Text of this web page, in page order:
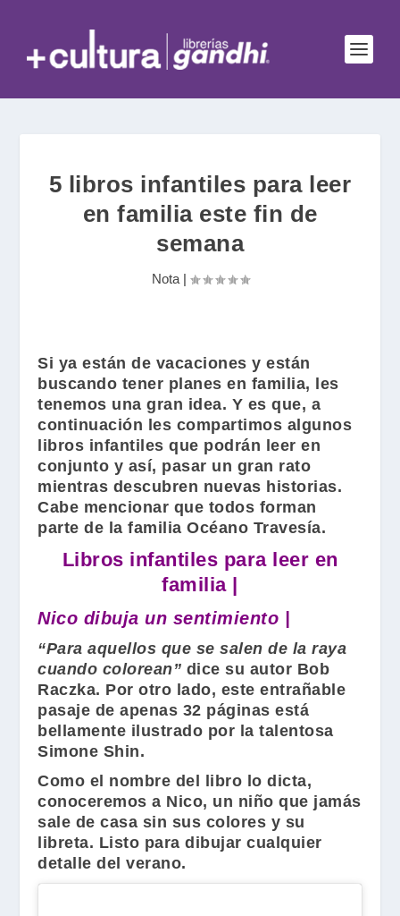
5 libros infantiles para leer
en familia este fin de
semana
Nota|
Si ya están de vacaciones y están
buscando tener planes en familia, les
tenemos una gran idea. Y es que, a
continuación les compartimos algunos
libros infantiles que podrán leer en
conjunto y así, pasar un gran rato
mientras descubren nuevas historias.
Cabe mencionar que todos forman
parte de la familia Océano Travesía.
Libros infantiles para leer en
familia |
Nico dibuja un sentimiento |
“Para aquellos que se salen de la raya
cuando colorean” dice su autor Bob
Raczka. Por otro lado, este entrañable
pasaje de apenas 32 páginas está
bellamente ilustrado por la talentosa
Simone Shin.
Como el nombre del libro lo dicta,
conoceremos a Nico, un niño que jamás
sale de casa sin sus colores y su
libreta. Listo para dibujar cualquier
detalle del verano.